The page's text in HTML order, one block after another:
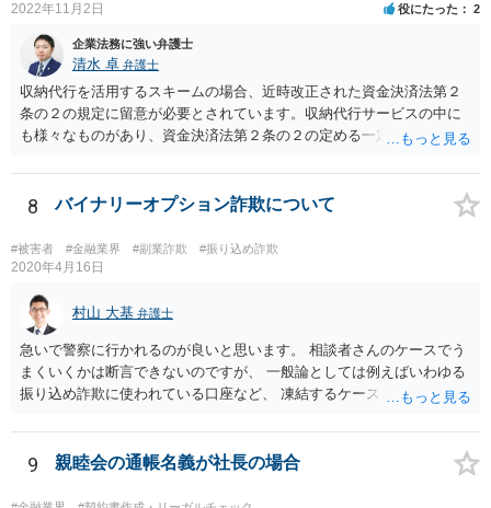
2022年11月2日 役にたった 2
企業法務に強い弁護士
清水 卓 弁護士
収納代行を活用するスキームの場合、近時改正された資金決済法第２
条の２の規定に留意が必要とされています。収納代行サービスの中に
も様々なものがあり、資金決済法第２条の２の定める一定の要件（内
ことが明らかにされました。 この資金決済法第２条の２の定める一
定の要件（内閣府令で定める要件も含む）については、該当条文を見
示板で回答するには限界がありますので、この分野に詳しそうな弁護
士の方に直接相談なさってみて下さい。 （資金決済法） 第二条の二
の委託、受取人からの金銭債権の譲受けその他これらに類する方法に
より、当該金銭債権に係る債務者又は当該債務者からの委託（二以上
の段階にわたる委託を含む。）その他これに類する方法により支払を
行う者から弁済として資金を受け入れ、又は他の者に受け入れさせ、
当該受取人に当該資金を移動させる行為（当該資金を当該受取人に交
く。）であることその他の内閣府令で定める要件を満たすものは、為
8 バイナリーオプション詐欺について
#被害者 #金融業界 #副業詐欺 #振り込め詐欺
2020年4月16日
村山 大基 弁護士
急いで警察に行かれるのが良いと思います。 相談者さんのケースでう
まくいくかは断言できないのですが、 一般論としては例えばいわゆる
振り込め詐欺に使われている口座など、 凍結するケースもありますの
9 親睦会の通帳名義が社長の場合